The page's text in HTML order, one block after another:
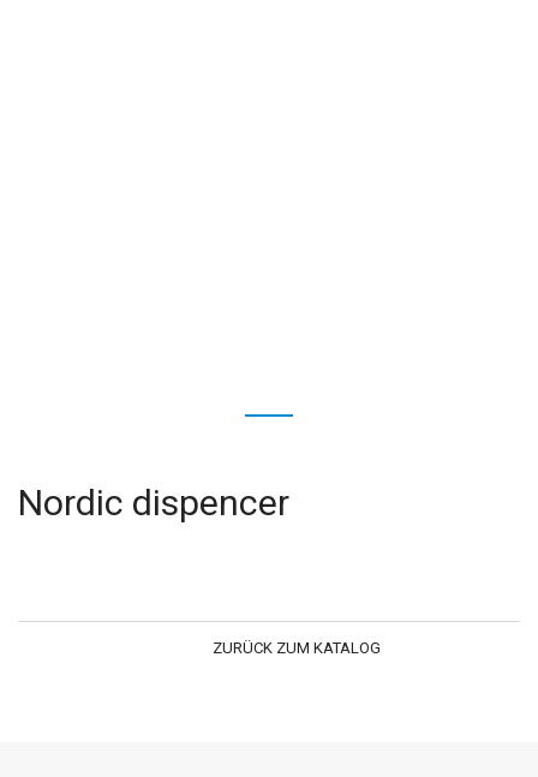
Nordic dispencer
ZURÜCK ZUM KATALOG